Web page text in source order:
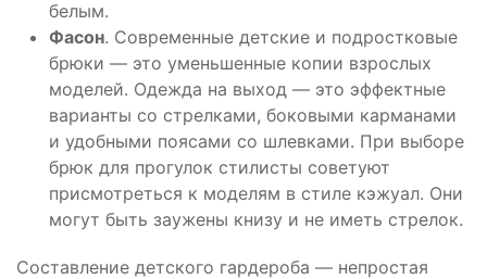
белым.
Фасон. Современные детские и подростковые
брюки — это уменьшенные копии взрослых
моделей. Одежда на выход — это эффектные
варианты со стрелками, боковыми карманами
и удобными поясами со шлевками. При выборе
брюк для прогулок стилисты советуют
присмотреться к моделям в стиле кэжуал. Они
могут быть заужены книзу и не иметь стрелок.
Составление детского гардероба — непростая